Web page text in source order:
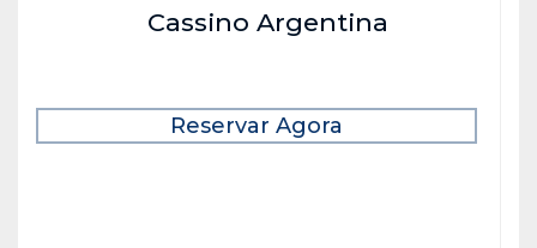
Cassino Argentina
Reservar Agora